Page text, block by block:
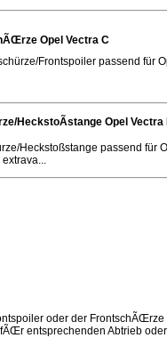
Opel Vectra C
Frontspoiler passend für
HeckstoÃstange Opel Vectra
Heckstoßstange passend für
oder der
entsprechenden Abtrieb